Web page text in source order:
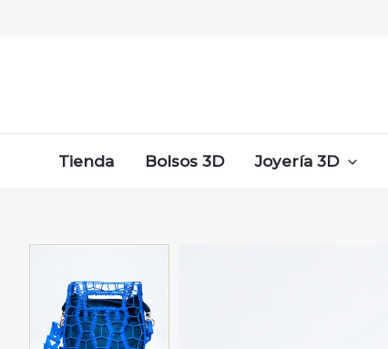
Tienda Bolsos 3D Joyería 3D